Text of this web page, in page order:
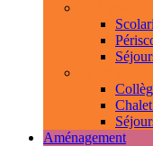
Aménagement